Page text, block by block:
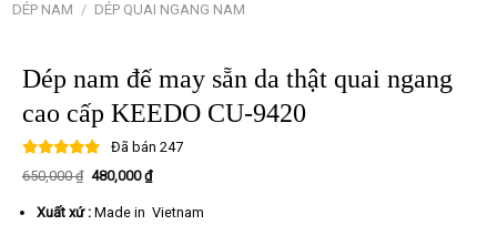
DÉP NAM / DÉP QUAI NGANG NAM
Dép nam đế may sẵn da thật quai ngang
cao cấp KEEDO CU-9420
Đã bán 247
650,000₫ Giá
650,000 ₫.
480,000₫Giá
hiện
là:
Xuất xứ :Made in Vietnam